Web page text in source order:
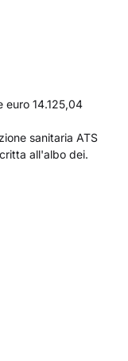
euro 14.125,04
sanitaria ATS
all'albo dei.